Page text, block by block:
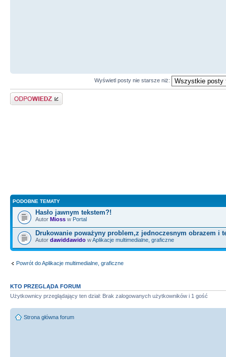
Wyświetl posty nie starsze niż:
Odpowiedz
PODOBNE TEMATY
Hasło jawnym tekstem?!
Autor Mioss w Portal
Drukowanie poważyny problem,z jednoczesnym obrazem i
Autor dawiddawido wAplikacje multimedialne, graficzne
Powrót do Aplikacje multimedialne, graficzne
KTO PRZEGLĄDA FORUM
Użytkownicy przeglądający ten dział: Brak zalogowanych użytkowników i 1 gość
Strona główna forum